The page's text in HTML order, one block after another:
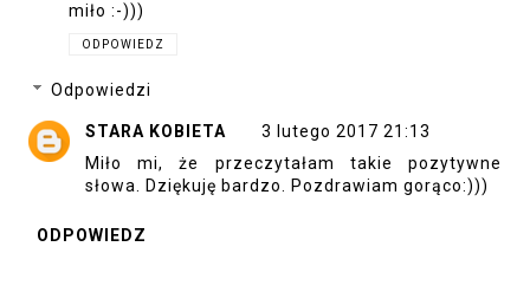
miło :-)))
ODPOWIEDZ
Odpowiedzi
STARA KOBIETA
3 lutego 2017 21:13
Miło mi, że przeczytałam takie pozytywne
słowa. Dziękuję bardzo. Pozdrawiam gorąco:)))
ODPOWIEDZ